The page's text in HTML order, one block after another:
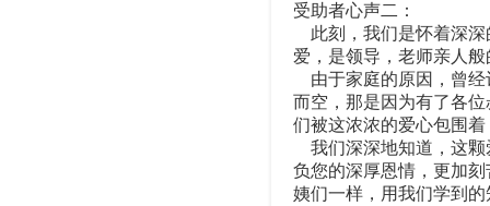
受助者心声二：
此刻，我们是怀着深深
爱，是领导，老师亲人般
由于家庭的原因，曾经
而空，那是因为有了各
们被这浓浓的爱心包围
我们深深地知道，这颗
负您的深厚恩情，更加
姨们一样，用我们学到